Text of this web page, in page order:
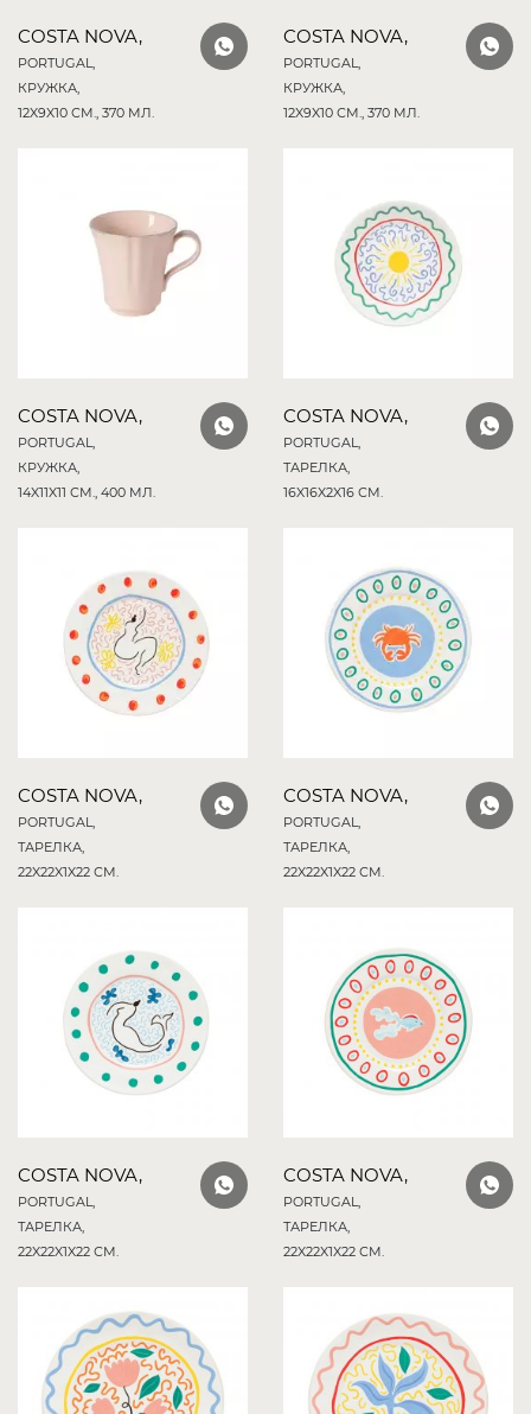
COSTA NOVA,
PORTUGAL,
КРУЖКА,
12X9X10 СМ., 370 МЛ.
COSTA NOVA,
PORTUGAL,
КРУЖКА,
12X9X10 СМ., 370 МЛ.
COSTA NOVA,
PORTUGAL,
КРУЖКА,
14X11X11 СМ., 400 МЛ.
COSTA NOVA,
PORTUGAL,
ТАРЕЛКА,
16X16X2X16 СМ.
COSTA NOVA,
PORTUGAL,
ТАРЕЛКА,
22X22X1X22 СМ.
COSTA NOVA,
PORTUGAL,
ТАРЕЛКА,
22X22X1X22 СМ.
COSTA NOVA,
PORTUGAL,
ТАРЕЛКА,
22X22X1X22 СМ.
COSTA NOVA,
PORTUGAL,
ТАРЕЛКА,
22X22X1X22 СМ.